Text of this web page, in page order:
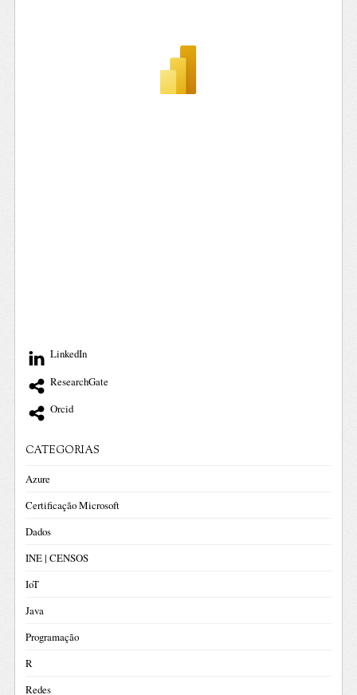
LinkedIn
ResearchGate
Orcid
CATEGORIAS
Azure
Certificação Microsoft
Dados
INE | CENSOS
IoT
Java
Programação
R
Redes